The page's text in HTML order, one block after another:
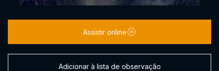
Assistir online
Adicionar à lista de observação